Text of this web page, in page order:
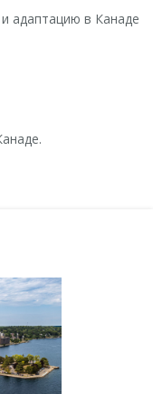
и адаптацию в Канаде